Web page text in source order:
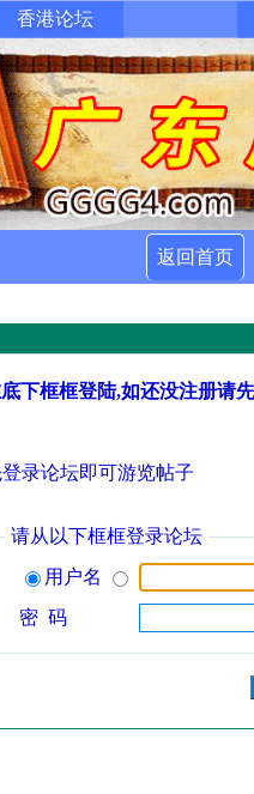
香港论坛
返回首页
下框框登陆,如还没注册请
录论坛即可游览帖子
请从以下框框登录论坛
用户名
密 码